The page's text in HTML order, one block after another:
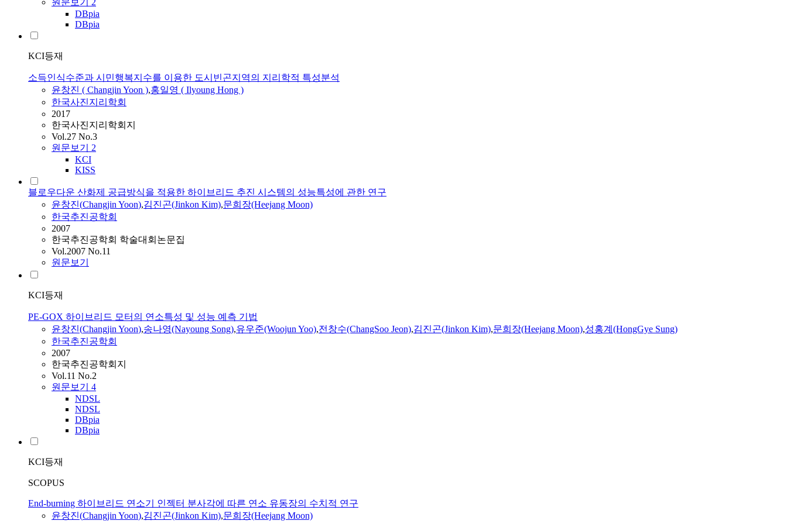
원문보기 2
DBpia
DBpia
KCI등재
소득인식수준과 시민행복지수를 이용한 도시빈곤지역의 지리학적 특성분석
윤창진 ( ChangjinYoon ),홍일영 ( Ilyoung Hong )
한국사진지리학회
2017
한국사진지리학회지
Vol.27 No.3
원문보기 2
KCI
KISS
블로우다운 산화제 공급방식을 적용한 하이브리드 추진 시스템의 성능특성에 관한 연구
윤창진(ChangjinYoon),김진곤(Jinkon Kim),문희장(Heejang Moon)
한국추진공학회
2007
한국추진공학회 학술대회논문집
Vol.2007 No.11
원문보기
KCI등재
PE-GOX 하이브리드 모터의 연소특성 및 성능 예측 기법
윤창진(ChangjinYoon),송나영(Nayoung Song),유우준(Woojun Yoo),전창수(ChangSoo Jeon),김진곤(Jinkon Kim),문희장(Heejang Moon),성홍계(HongGye Sung)
한국추진공학회
2007
한국추진공학회지
Vol.11 No.2
원문보기 4
NDSL
NDSL
DBpia
DBpia
KCI등재
SCOPUS
End-burning 하이브리드 연소기 인젝터 분사각에 따른 연소 유동장의 수치적 연구
윤창진(ChangjinYoon),김진곤(Jinkon Kim),문희장(Heejang Moon)